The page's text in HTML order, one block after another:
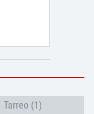
Tarreo (1)